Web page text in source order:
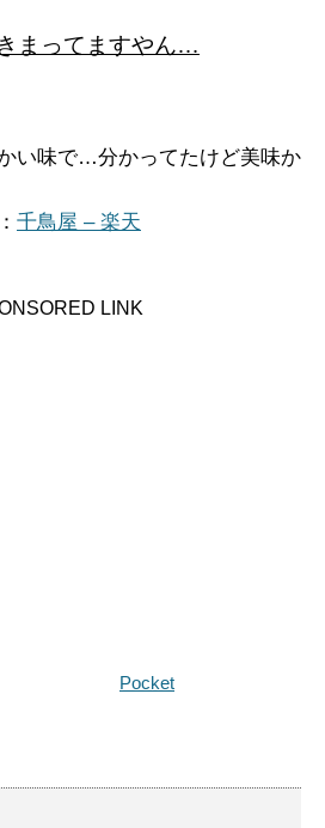
まってますやん…
い味で…分かってたけど美味か
千鳥屋 – 楽天
LINK
Pocket